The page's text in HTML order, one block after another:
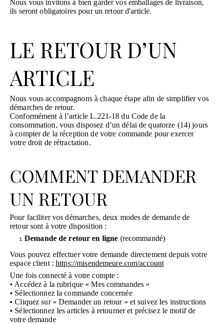
Nous vous invitons à bien garder vos emballages de livraison,
ils seront obligatoires pour un retour d'article.
LE RETOUR D’UN
ARTICLE
Nous vous accompagnons à chaque étape afin de simplifier vos
démarches de retour.
Conformément à l’article L.221-18 du Code de la
consommation, vous disposez d’un délai de quatorze (14) jours
à compter de la réception de votre commande pour exercer
votre droit de rétractation.
COMMENT DEMANDER
UN RETOUR
Pour faciliter vos démarches, deux modes de demande de
retour sont à votre disposition :
Demande de retour en ligne (recommandé)
Vous pouvez effectuer votre demande directement depuis votre
espace client :https://misendemeure.com/account
Une fois connecté à votre compte :
• Accédez à la rubrique « Mes commandes »
• Sélectionnez la commande concernée
• Cliquez sur « Demander un retour » et suivez les instructions
• Sélectionnez les articles à retourner et précisez le motif de
votre demande